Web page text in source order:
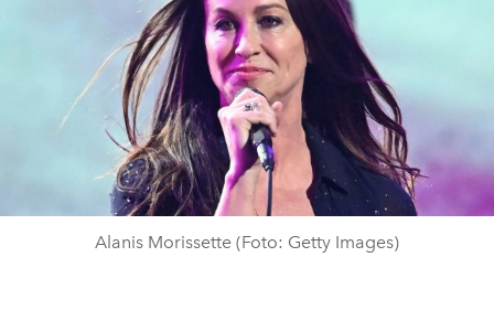
Alanis Morissette (Foto: Getty Images)